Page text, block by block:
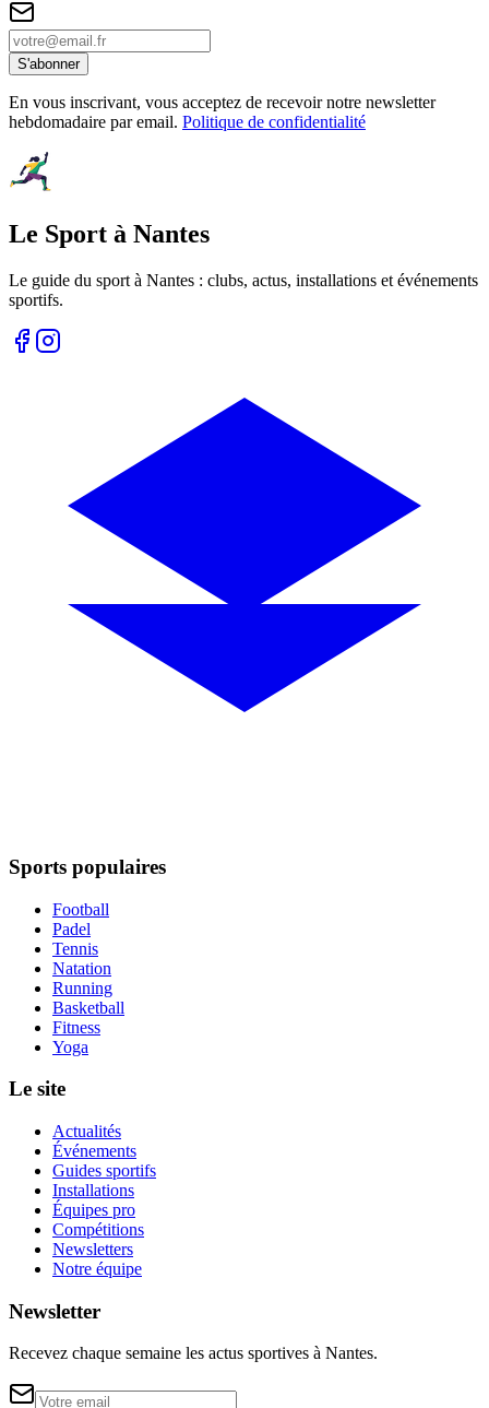
S'abonner
En vous inscrivant, vous acceptez de recevoir notre newsletter
hebdomadaire par email. Politique de confidentialité
Le Sport à Nantes
Le guide du sport à Nantes : clubs, actus, installations et événements
sportifs.
Sports populaires
Football
Padel
Tennis
Natation
Running
Basketball
Fitness
Yoga
Le site
Actualités
Événements
Guides sportifs
Installations
Équipes pro
Compétitions
Newsletters
Notre équipe
Newsletter
Recevez chaque semaine les actus sportives à Nantes.